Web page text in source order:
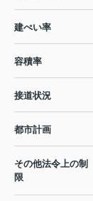
建ぺい率
容積率
接道状況
都市計画
その他法令上の制
限